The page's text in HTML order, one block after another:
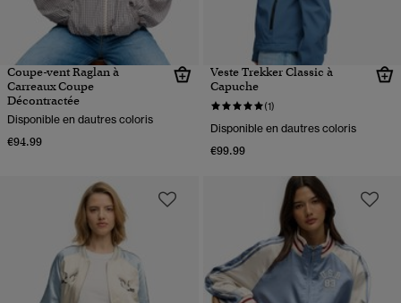
Coupe-vent Raglan à
Carreaux Coupe
Décontractée
Disponible en dautres coloris
€94.99
Veste Trekker Classic à
Capuche
(1)
Disponible en dautres coloris
€99.99